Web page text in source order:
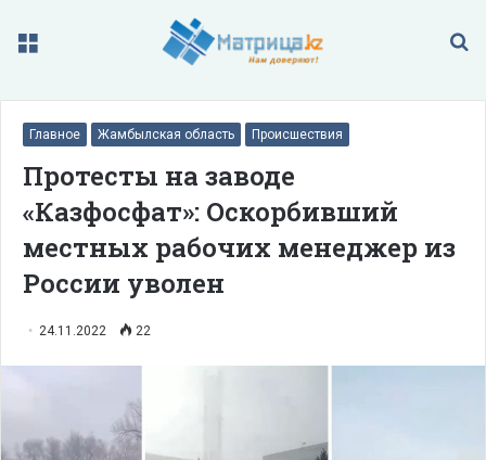
Меню
Главное Жамбылская область Происшествия
Протесты на заводе
«Казфосфат»: Оскорбивший
местных рабочих менеджер из
России уволен
24.11.2022 22